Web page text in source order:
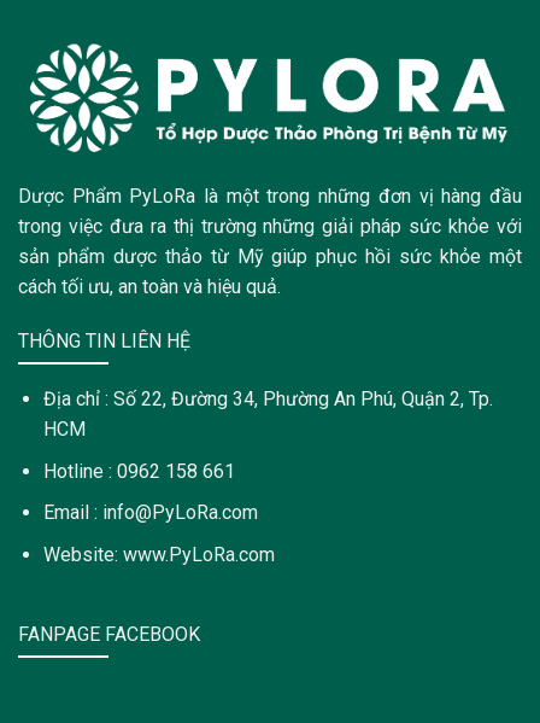
Dược Phẩm PyLoRa là một trong những đơn vị hàng đầu
trong việc đưa ra thị trường những giải pháp sức khỏe với
sản phẩm dược thảo từ Mỹ giúp phục hồi sức khỏe một
cách tối ưu, an toàn và hiệu quả.
THÔNG TIN LIÊN HỆ
Địa chỉ : Số 22, Đường 34, Phường An Phú, Quận 2, Tp.
HCM
Hotline : 0962 158 661
Email : info@PyLoRa.com
Website: www.PyLoRa.com
FANPAGE FACEBOOK